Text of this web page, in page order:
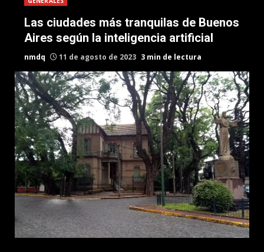
Las ciudades más tranquilas de Buenos
Aires según la inteligencia artificial
nmdq 11 de agosto de 2023 3 min de lectura